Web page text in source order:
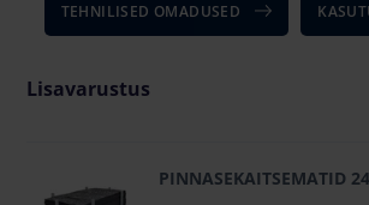
TEHNILISED OMADUSED
Lisavarustus
PINNASEKAITSEMATID